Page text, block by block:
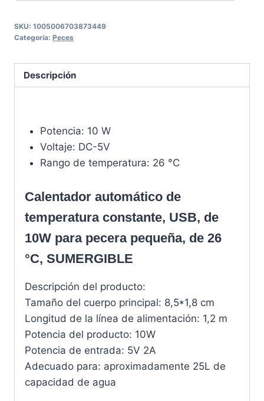
SKU: 1005006703873449
Categoría: Peces
Descripción
Potencia: 10 W
Voltaje: DC-5V
Rango de temperatura: 26 °C
Calentador automático de
temperatura constante, USB, de
10W para pecera pequeña, de 26
°C, SUMERGIBLE
Descripción del producto:
Tamaño del cuerpo principal: 8,5*1,8 cm
Longitud de la línea de alimentación: 1,2 m
Potencia del producto: 10W
Potencia de entrada: 5V 2A
Adecuado para: aproximadamente 25L de
capacidad de agua